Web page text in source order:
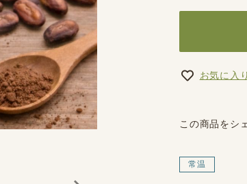
お気に入
この商品をシ
常温